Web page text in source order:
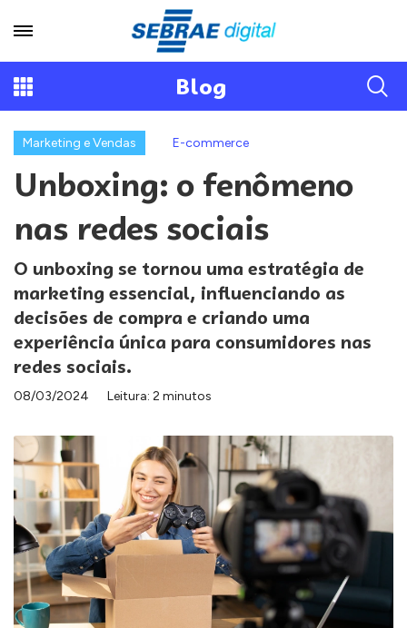
Blog
Marketing e Vendas E-commerce
Unboxing: o fenômeno
nas redes sociais
O unboxing se tornou uma estratégia de
marketing essencial, influenciando as
decisões de compra e criando uma
experiência única para consumidores nas
redes sociais.
08/03/2024 Leitura: 2 minutos